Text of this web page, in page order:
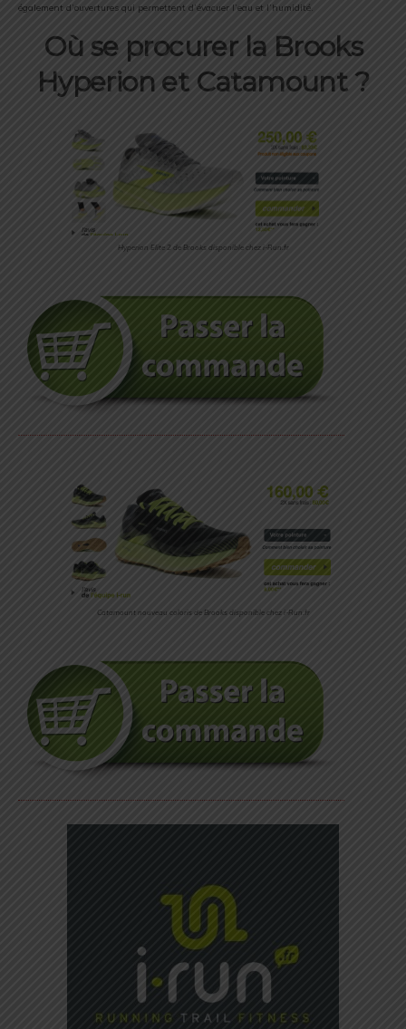
également d’ouvertures qui permettent d’évacuer l’eau et l’humidité.
Où se procurer la Brooks
Hyperion et Catamount ?
Hyperion Elite 2 de Brooks disponible chez i-Run.fr
Catamount nouveau coloris de Brooks disponible chez i-Run.fr